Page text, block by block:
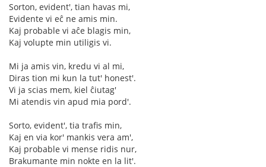
Sorton, evident', tian havas mi,
Evidente vi eĉ ne amis min.
Kaj probable vi aĉe blagis min,
Kaj volupte min utiligis vi.
Mi ja amis vin, kredu vi al mi,
Diras tion mi kun la tut' honest'.
Vi ja scias mem, kiel ĉiutag'
Mi atendis vin apud mia pord'.
Sorto, evident', tia trafis min,
Kaj en via kor' mankis vera am',
Kaj probable vi mense ridis nur,
Brakumante min nokte en la lit'.